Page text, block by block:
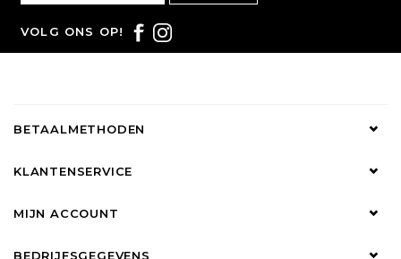
VOLG ONS OP!
BETAALMETHODEN
KLANTENSERVICE
MIJN ACCOUNT
BEDRIJFSGEGEVENS